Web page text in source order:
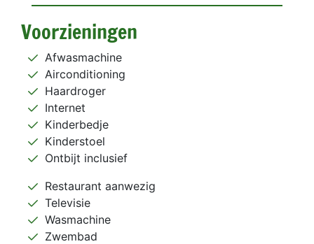
Voorzieningen
Afwasmachine
Airconditioning
Haardroger
Internet
Kinderbedje
Kinderstoel
Ontbijt inclusief
Restaurant aanwezig
Televisie
Wasmachine
Zwembad